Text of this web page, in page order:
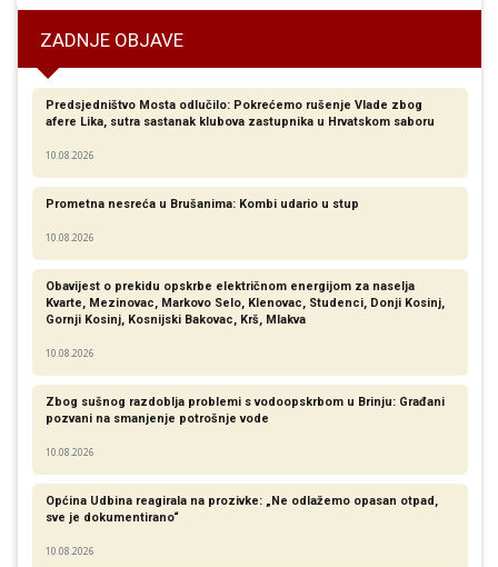
ZADNJE OBJAVE
Predsjedništvo Mosta odlučilo: Pokrećemo rušenje Vlade zbog
afere Lika, sutra sastanak klubova zastupnika u Hrvatskom saboru
10.08.2026
Prometna nesreća u Brušanima: Kombi udario u stup
10.08.2026
Obavijest o prekidu opskrbe električnom energijom za naselja
Kvarte, Mezinovac, Markovo Selo, Klenovac, Studenci, Donji Kosinj,
Gornji Kosinj, Kosnijski Bakovac, Krš, Mlakva
10.08.2026
Zbog sušnog razdoblja problemi s vodoopskrbom u Brinju: Građani
pozvani na smanjenje potrošnje vode
10.08.2026
Općina Udbina reagirala na prozivke: „Ne odlažemo opasan otpad,
sve je dokumentirano“
10.08.2026